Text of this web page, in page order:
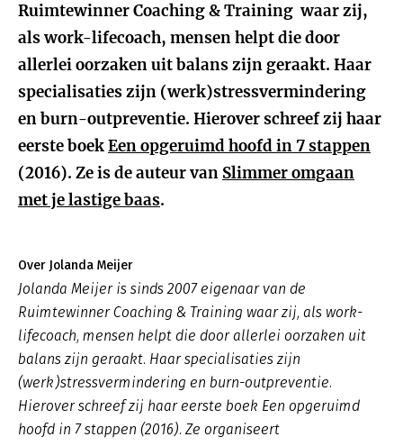
Ruimtewinner Coaching & Training waar zij,
als work-lifecoach, mensen helpt die door
allerlei oorzaken uit balans zijn geraakt. Haar
specialisaties zijn (werk)stressvermindering
en burn-outpreventie. Hierover schreef zij haar
eerste boekEen opgeruimd hoofd in 7 stappen
(2016). Ze is de auteur van Slimmer omgaan
met je lastige baas.
Over Jolanda Meijer
Jolanda Meijer is sinds 2007 eigenaar van de
Ruimtewinner Coaching & Training waar zij, als work-
lifecoach, mensen helpt die door allerlei oorzaken uit
balans zijn geraakt. Haar specialisaties zijn
(werk)stressvermindering en burn-outpreventie.
Hierover schreef zij haar eerste boek Een opgeruimd
hoofd in 7 stappen (2016). Ze organiseert